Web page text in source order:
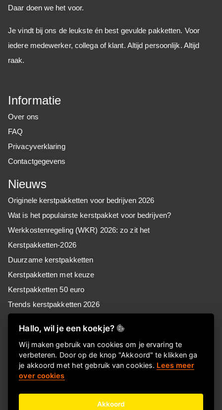
Daar doen we het voor.
Je vindt bij ons de leukste én best gevulde pakketten. Voor
iedere medewerker, collega of klant. Altijd persoonlijk. Altijd
raak.
Informatie
Over ons
FAQ
Privacyverklaring
Contactgegevens
Nieuws
Originele kerstpakketten voor bedrijven 2026
Wat is het populairste kerstpakket voor bedrijven?
Werkkostenregeling (WKR) 2026: zo zit het
Kerstpakketten-2026
Duurzame kerstpakketten
Kerstpakketten met keuze
Kerstpakketten 50 euro
Trends kerstpakketten 2026
Kerstpakketten voor retail
Kerstpakketten voor zorg
Goedkope kerstpakketten
Kerstpakket of Keuzekado, wat kies jij?
Hallo, wil je een koekje?
Wij maken gebruik van cookies om je ervaring te
verbeteren. Door op de knop "Akkoord" te klikken ga
je akkoord met het gebruik van cookies. Lees meer
over cookies
Akkoord